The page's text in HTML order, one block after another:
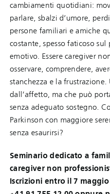
cambiamenti quotidiani:
parlare, sbalzi d’umore,
persone familiari e amiche
costante, spesso faticoso sul
emotivo. Essere caregiver
osservare, comprendere,
stanchezza e la frustrazione.
dall’affetto, ma che può
senza adeguato sostegno.
Parkinson con maggiore
senza esaurirsi?
Seminario dedicato a
caregiver non
Iscrizioni entro il 7